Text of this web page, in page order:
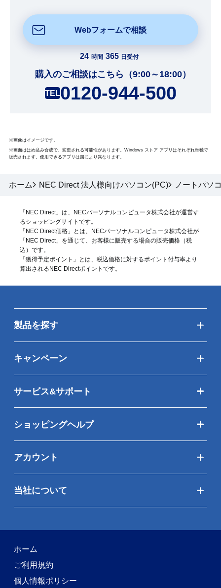
Webフォームで相談
24 時間 365 日受付
購入のご相談はこちら（9:00～18:00）
TEL0120-944-500
※画像はイメージです。
※画面ははめ込み合成で、変更される可能性があります。Windows ストア アプリはそれぞれ単独で
販売されます。使用できるアプリは国により異なります。
ホーム NEC Direct 法人様向けパソコン(PC) ノートパソ
「NEC Direct」は、NECパーソナルコンピュータ株式会社が運営す
るショッピングサイトです。
「NEC Direct価格」とは、NECパーソナルコンピュータ株式会社が
「NEC Direct」を通じて、お客様に販売する場合の販売価格（税
込 ）です。
「獲得予定ポイント」とは、税込価格に対するポイント付与率より
算出されるNEC Directポイントです。
製品を探す
キャンペーン
サービス&サポート
ショッピングヘルプ
アカウント
当社について
ホーム
ご利用規約
個人情報ポリシー